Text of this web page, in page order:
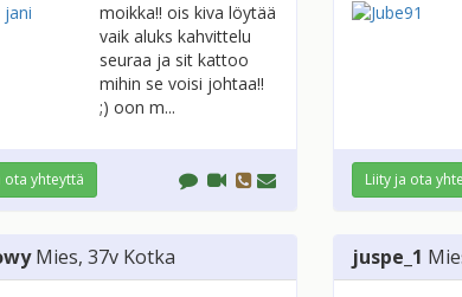
moikka!! ois kiva löytää
vaik aluks kahvittelu
seuraa ja sit kattoo
mihin se voisi johtaa!!
;) oon m...
ota yhteyttä Liity ja ota
Mies, 37v Kotka juspe_1